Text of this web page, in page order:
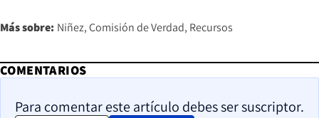
Más sobre: Niñez Comisión de Verdad Recursos
COMENTARIOS
Para comentar este artículo debes ser suscriptor.